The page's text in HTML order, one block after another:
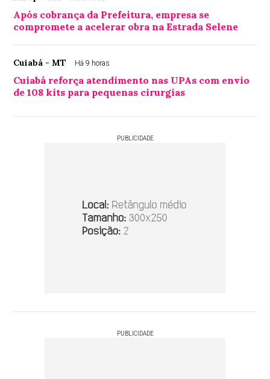
Após cobrança da Prefeitura, empresa se
compromete a acelerar obra na Estrada Selene
Cuiabá - MT Há 9 horas
Cuiabá reforça atendimento nas UPAs com envio
de 108 kits para pequenas cirurgias
PUBLICIDADE
PUBLICIDADE